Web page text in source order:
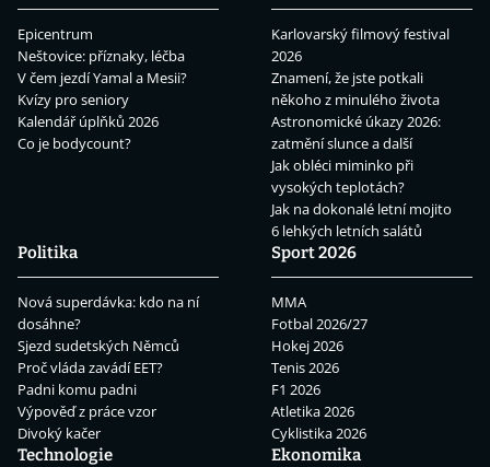
Epicentrum
Neštovice: příznaky, léčba
V čem jezdí Yamal a Mesii?
Kvízy pro seniory
Kalendář úplňků 2026
Co je bodycount?
Karlovarský filmový festival
2026
Znamení, že jste potkali
někoho z minulého života
Astronomické úkazy 2026:
zatmění slunce a další
Jak obléci miminko při
vysokých teplotách?
Jak na dokonalé letní mojito
6 lehkých letních salátů
Politika
Nová superdávka: kdo na ní
dosáhne?
Sjezd sudetských Němců
Proč vláda zavádí EET?
Padni komu padni
Výpověď z práce vzor
Divoký kačer
Sport 2026
MMA
Fotbal 2026/27
Hokej 2026
Tenis 2026
F1 2026
Atletika 2026
Cyklistika 2026
Technologie
Ekonomika